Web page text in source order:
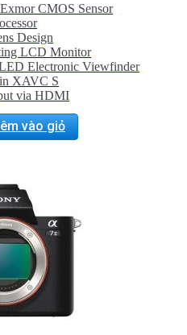
CMOS Sensor
Design
LCD Monitor
Electronic Viewfinder
XAVC S
via HDMI
ISO 50-409600
AF System
vào giỏ